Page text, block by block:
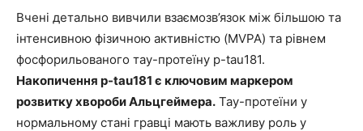
Вчені детально вивчили взаємозв’язок між більшою та
інтенсивною фізичною активністю (MVPA) та рівнем
фосфорильованого тау-протеїну p-tau181.
Накопичення p-tau181 є ключовим маркером
розвитку хвороби Альцгеймера. Тау-протеїни у
нормальному стані гравці мають важливу роль у